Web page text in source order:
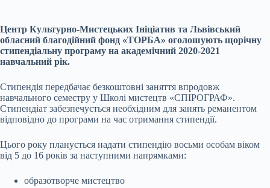
Центр Культурно-Мистецьких Ініціатив та Львівський
обласний благодійний фонд «ТОРБА» оголошують щорічну
стипендіальну програму на академічний 2020-2021
навчальний рік.
Стипендія передбачає безкоштовні заняття впродовж
навчального семестру у Школі мистецтв «СПІРОГРАФ».
Стипендіат забезпечується необхідним для занять реманентом
відповідно до програми на час отримання стипендії.
Цього року планується надати стипендію восьми особам віком
від 5 до 16 років за наступними напрямками:
образотворче мистецтво